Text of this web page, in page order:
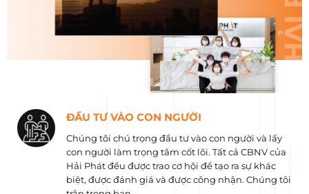
ĐẦU TƯ VÀO CON NGƯỜI
Chúng tôi chú trọng đầu tư vào con người và lấy
con người làm trọng tâm cốt lõi. Tất cả CBNV của
Hải Phát đều được trao cơ hội để tạo ra sự khác
biệt, được đánh giá và được công nhận. Chúng tôi